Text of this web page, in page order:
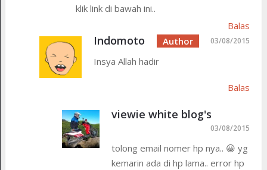
klik link di bawah ini..
Balas
Indomoto 03/08/2015
Insya Allah hadir
Balas
viewie white blog's
03/08/2015
tolong email nomer hp nya.. 😀 yg
kemarin ada di hp lama.. error hp